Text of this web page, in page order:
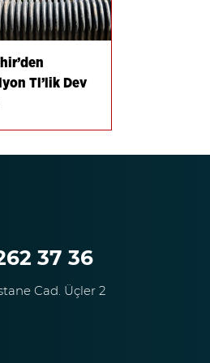
Tl’lik Dev
37 36
Cad. Üçler 2